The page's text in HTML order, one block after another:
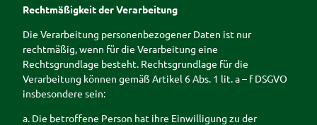
Rechtmäßigkeit der Verarbeitung
Die Verarbeitung personenbezogener Daten ist nur
rechtmäßig, wenn für die Verarbeitung eine
Rechtsgrundlage besteht. Rechtsgrundlage für die
Verarbeitung können gemäß Artikel 6 Abs. 1 lit. a – f DSGVO
insbesondere sein:
a. Die betroffene Person hat ihre Einwilligung zu der